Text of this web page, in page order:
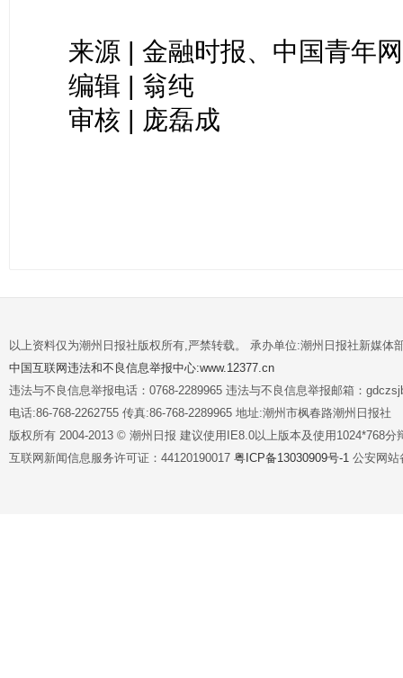
来源 | 金融时报、中国青年网
编辑 | 翁纯
审核 | 庞磊成
以上资料仅为潮州日报社版权所有,严禁转载。 承办单位:潮州日报社新媒体
中国互联网违法和不良信息举报中心:www.12377.cn
违法与不良信息举报电话：0768-2289965 违法与不良信息举报邮箱：
电话:86-768-2262755 传真:86-768-2289965 地址:潮州市枫春路潮州日报社
版权所有 2004-2013 © 潮州日报 建议使用IE8.0以上版本及使用1024*768分
互联网新闻信息服务许可证：44120190017 粤ICP备13030909号-1 公安网站